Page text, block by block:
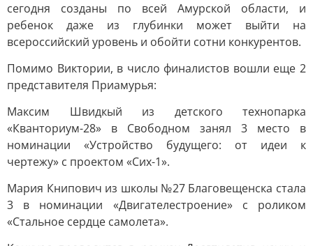
сегодня созданы по всей Амурской области, и
ребенок даже из глубинки может выйти на
всероссийский уровень и обойти сотни конкурентов.
Помимо Виктории, в число финалистов вошли еще 2
представителя Приамурья:
Максим Швидкый из детского технопарка
«Кванториум-28» в Свободном занял 3 место в
номинации «Устройство будущего: от идеи к
чертежу» с проектом «Сих-1».
Мария Книпович из школы №27 Благовещенска стала
3 в номинации «Двигателестроение» с роликом
«Стальное сердце самолета».